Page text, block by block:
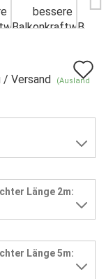
/ Versand
(Ausland
Länge 2m:
Länge 5m: